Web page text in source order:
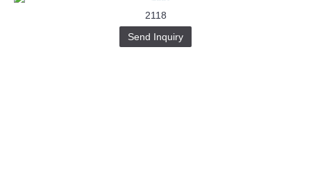
2118
Send Inquiry